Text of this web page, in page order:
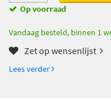
Op voorraad
Vandaag besteld, binnen 1
Zet op wensenlijst
Lees verder